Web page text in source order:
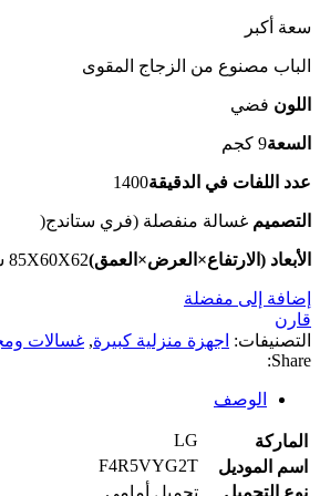
سعة أكبر
الباب مصنوع من الزجاج المقوى
اللون فضي
السعة9 كجم
عدد اللفات في الدقيقة1400
التصميم غسالة منفصلة (فري ستاندج(
الأبعاد (الارتفاع×العرض×العمق)85X60X62 سم
إضافة إلى مفضلة
قارن
التصنيفات: اجهزة منزلية كبيرة, غسالات
Share:
الوصف
الماركة
LG
اسم الموديل
F4R5VYG2T